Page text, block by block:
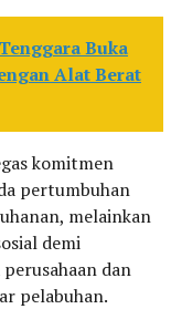
Buka
Alat Berat
komitmen
pertumbuhan
melainkan
demi
dan
pelabuhan.